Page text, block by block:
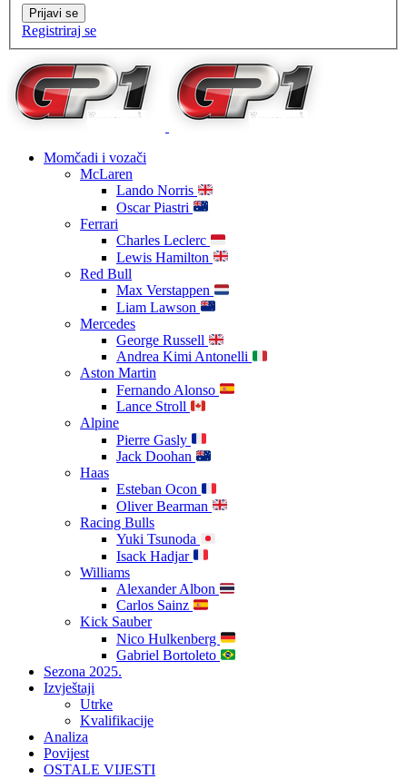
Prijavi se
Registriraj se
Momčadi i vozači
McLaren
Lando Norris
Oscar Piastri
Ferrari
Charles Leclerc
Lewis Hamilton
Red Bull
Max Verstappen
Liam Lawson
Mercedes
George Russell
Andrea Kimi Antonelli
Aston Martin
Fernando Alonso
Lance Stroll
Alpine
Pierre Gasly
Jack Doohan
Haas
Esteban Ocon
Oliver Bearman
Racing Bulls
Yuki Tsunoda
Isack Hadjar
Williams
Alexander Albon
Carlos Sainz
Kick Sauber
Nico Hulkenberg
Gabriel Bortoleto
Sezona 2025.
Izvještaji
Utrke
Kvalifikacije
Analiza
Povijest
OSTALE VIJESTI